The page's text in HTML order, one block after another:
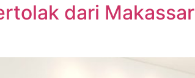
dari Makassar